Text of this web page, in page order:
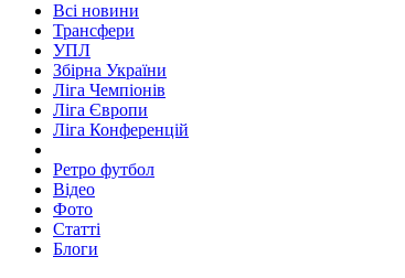
Всі новини
Трансфери
УПЛ
Збірна України
Ліга Чемпіонів
Ліга Європи
Ліга Конференцій
Ретро футбол
Відео
Фото
Статті
Блоги